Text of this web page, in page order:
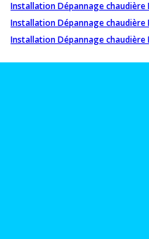
Installation Dépannage
Installation Dépannage chaudière
Installation Dépannage chaudière